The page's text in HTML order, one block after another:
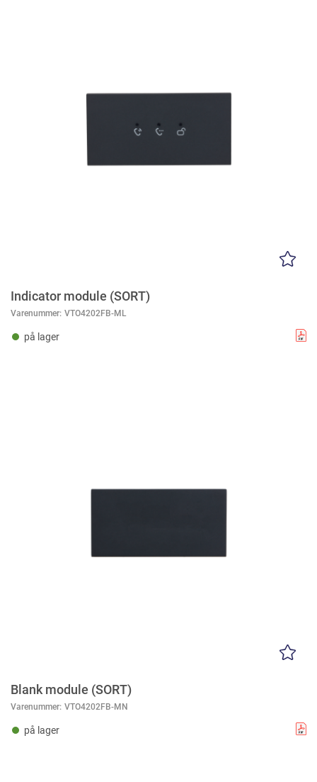
Indicator module (SORT)
Varenummer: VTO4202FB-ML
på lager
Blank module (SORT)
Varenummer: VTO4202FB-MN
på lager